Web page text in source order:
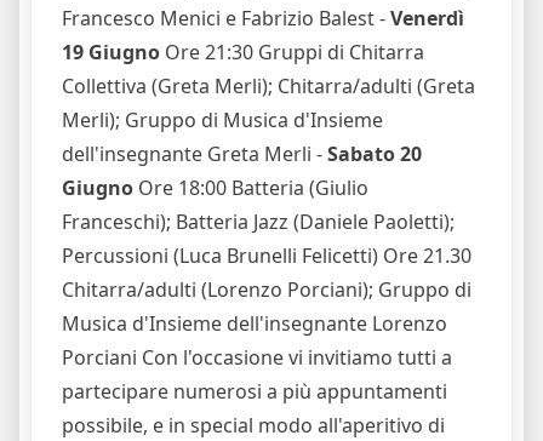
Francesco Menici e Fabrizio Balest -Venerdì
19 Giugno Ore 21:30 Gruppi di Chitarra
Collettiva (Greta Merli); Chitarra/adulti (Greta
Merli); Gruppo di Musica d'Insieme
dell'insegnante Greta Merli -Sabato 20
Giugno Ore 18:00 Batteria (Giulio
Franceschi); Batteria Jazz (Daniele Paoletti);
Percussioni (Luca Brunelli Felicetti) Ore 21.30
Chitarra/adulti (Lorenzo Porciani); Gruppo di
Musica d'Insieme dell'insegnante Lorenzo
Porciani Con l'occasione vi invitiamo tutti a
partecipare numerosi a più appuntamenti
possibile, e in special modo all'aperitivo di